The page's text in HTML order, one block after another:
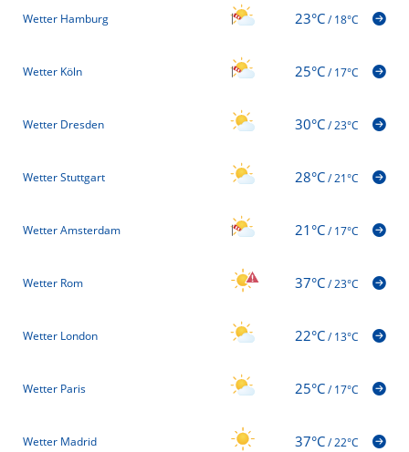
Wetter Hamburg 23°C/18°C
Wetter Köln 25°C/17°C
Wetter Dresden 30°C/23°C
Wetter Stuttgart 28°C/21°C
Wetter Amsterdam 21°C/17°C
Wetter Rom 37°C/23°C
Wetter London 22°C/13°C
Wetter Paris 25°C/17°C
Wetter Madrid 37°C/22°C